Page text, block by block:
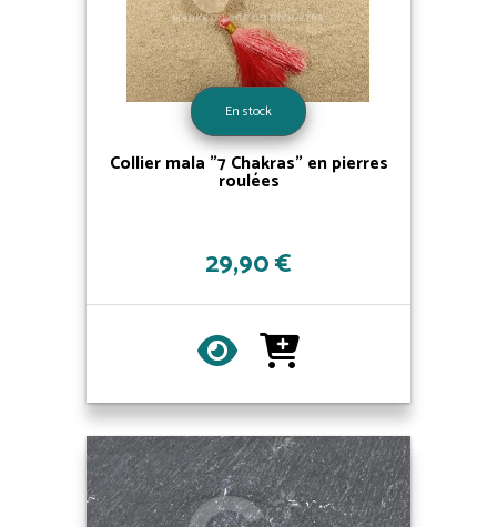
En stock
Collier mala "7 Chakras" en pierres
roulées
29,90 €